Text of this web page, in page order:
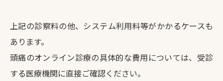
上記の診察料の他、システム利用料等がかかるケースも
あります。
頭痛のオンライン診療の具体的な費用については、受診
する医療機関に直接ご確認ください。